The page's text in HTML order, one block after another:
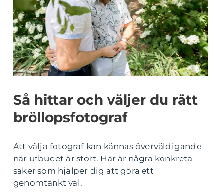
Så hittar och väljer du rätt
bröllopsfotograf
Att välja fotograf kan kännas överväldigande
när utbudet är stort. Här är några konkreta
saker som hjälper dig att göra ett
genomtänkt val.